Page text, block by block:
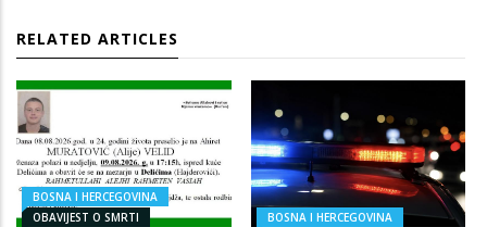
RELATED ARTICLES
BOSNA I HERCEGOVINA
OBAVIJEST O SMRTI
BOSNA I HERCEGOVINA